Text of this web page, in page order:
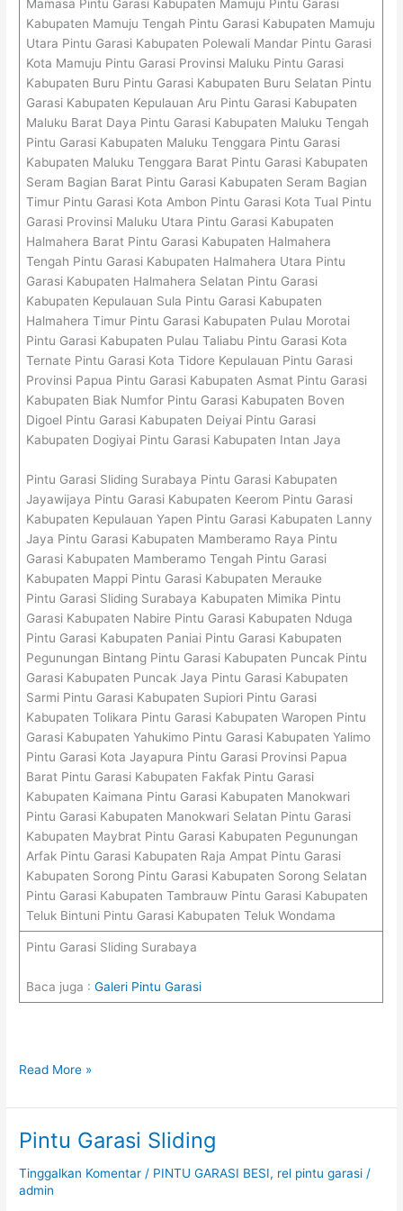
Mamasa Pintu Garasi Kabupaten Mamuju Pintu Garasi
Kabupaten Mamuju Tengah Pintu Garasi Kabupaten Mamuju
Utara Pintu Garasi Kabupaten Polewali Mandar Pintu Garasi
Kota Mamuju Pintu Garasi Provinsi Maluku Pintu Garasi
Kabupaten Buru Pintu Garasi Kabupaten Buru Selatan Pintu
Garasi Kabupaten Kepulauan Aru Pintu Garasi Kabupaten
Maluku Barat Daya Pintu Garasi Kabupaten Maluku Tengah
Pintu Garasi Kabupaten Maluku Tenggara Pintu Garasi
Kabupaten Maluku Tenggara Barat Pintu Garasi Kabupaten
Seram Bagian Barat Pintu Garasi Kabupaten Seram Bagian
Timur Pintu Garasi Kota Ambon Pintu Garasi Kota Tual Pintu
Garasi Provinsi Maluku Utara Pintu Garasi Kabupaten
Halmahera Barat Pintu Garasi Kabupaten Halmahera
Tengah Pintu Garasi Kabupaten Halmahera Utara Pintu
Garasi Kabupaten Halmahera Selatan Pintu Garasi
Kabupaten Kepulauan Sula Pintu Garasi Kabupaten
Halmahera Timur Pintu Garasi Kabupaten Pulau Morotai
Pintu Garasi Kabupaten Pulau Taliabu Pintu Garasi Kota
Ternate Pintu Garasi Kota Tidore Kepulauan Pintu Garasi
Provinsi Papua Pintu Garasi Kabupaten Asmat Pintu Garasi
Kabupaten Biak Numfor Pintu Garasi Kabupaten Boven
Digoel Pintu Garasi Kabupaten Deiyai Pintu Garasi
Kabupaten Dogiyai Pintu Garasi Kabupaten Intan Jaya
Pintu Garasi Sliding Surabaya Pintu Garasi Kabupaten
Jayawijaya Pintu Garasi Kabupaten Keerom Pintu Garasi
Kabupaten Kepulauan Yapen Pintu Garasi Kabupaten Lanny
Jaya Pintu Garasi Kabupaten Mamberamo Raya Pintu
Garasi Kabupaten Mamberamo Tengah Pintu Garasi
Kabupaten Mappi Pintu Garasi Kabupaten Merauke
Pintu Garasi Sliding Surabaya Kabupaten Mimika Pintu
Garasi Kabupaten Nabire Pintu Garasi Kabupaten Nduga
Pintu Garasi Kabupaten Paniai Pintu Garasi Kabupaten
Pegunungan Bintang Pintu Garasi Kabupaten Puncak Pintu
Garasi Kabupaten Puncak Jaya Pintu Garasi Kabupaten
Sarmi Pintu Garasi Kabupaten Supiori Pintu Garasi
Kabupaten Tolikara Pintu Garasi Kabupaten Waropen Pintu
Garasi Kabupaten Yahukimo Pintu Garasi Kabupaten Yalimo
Pintu Garasi Kota Jayapura Pintu Garasi Provinsi Papua
Barat Pintu Garasi Kabupaten Fakfak Pintu Garasi
Kabupaten Kaimana Pintu Garasi Kabupaten Manokwari
Pintu Garasi Kabupaten Manokwari Selatan Pintu Garasi
Kabupaten Maybrat Pintu Garasi Kabupaten Pegunungan
Arfak Pintu Garasi Kabupaten Raja Ampat Pintu Garasi
Kabupaten Sorong Pintu Garasi Kabupaten Sorong Selatan
Pintu Garasi Kabupaten Tambrauw Pintu Garasi Kabupaten
Teluk Bintuni Pintu Garasi Kabupaten Teluk Wondama
Pintu Garasi Sliding Surabaya
Baca juga : Galeri Pintu Garasi
Read More »
Pintu Garasi Sliding
Tinggalkan Komentar / PINTU GARASI BESI, rel pintu garasi /
admin
Pintu
Sliding